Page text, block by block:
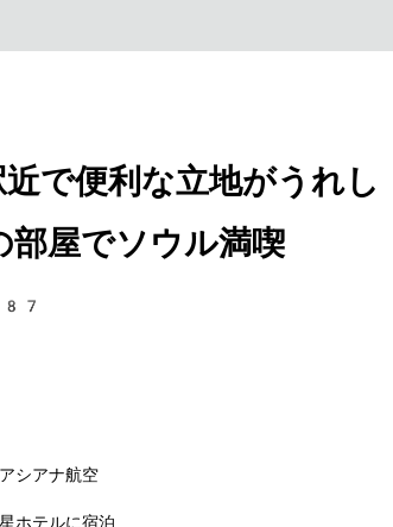
で便利な立地がうれし
部屋でソウル満喫
シアナ航空
ホテルに宿泊